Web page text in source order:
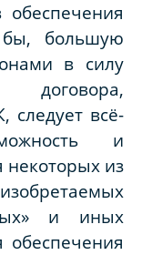
бы, большую
в силу
следует всё-
и
некоторых из
и иных
обеспечения